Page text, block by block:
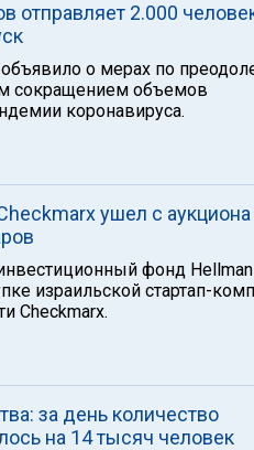
отправляет 2.000
о мерах по
сокращением объемов
коронавируса.
ушел с аукциона
фонд
израильской стартап-
Checkmarx.
за день количество
на 14 тысяч человек